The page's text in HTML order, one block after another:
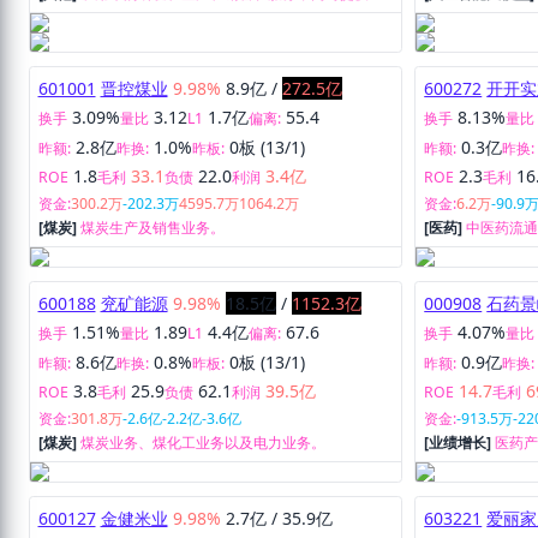
[其他]矿用车的研发、生产、销售和服务，同时提供矿
用车备件、维修承包及劳务服务等。
[人工智能大模型]
研发、销售及相
601001 晋控煤业 9.98% 8.9亿 / 272.5亿
换手 3.09% 量比 3.12L1 1.7亿偏离: 55.4
昨额: 2.8亿 昨换: 1.0%昨板: 0板 (13/1)
ROE 1.8 毛利 33.1负债 22.0利润 3.4亿
资金:300.2万-202.3万4595.7万
[煤炭]煤炭生产及销售业务。
600272 开开
换手 8.13% 量比
昨额: 0.3亿昨换:
ROE 2.3毛利
资金:6.2万-90.9
[医药]中医药流
服装批发、零售
600188 兖矿能源 9.98% 18.5亿 / 1152.3亿
换手 1.51%量比 1.89L1 4.4亿偏离: 67.6
昨额: 8.6亿昨换: 0.8%昨板: 0板 (13/1)
ROE 3.8毛利 25.9 负债 62.1利润
资金:301.8万-2.6亿-2.2亿-3.6亿
[煤炭]煤炭业务、煤化工业务以及电力业务。
000908 石药
换手 4.07%量比
昨额: 0.9亿昨换:
ROE 14.7毛利
资金:-913.5万-
[业绩增长]医药